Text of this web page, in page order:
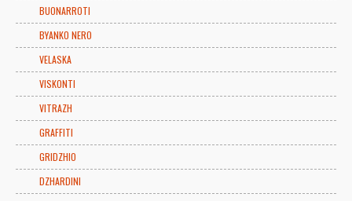
BUONARROTI
BYANKO NERO
VELASKA
VISKONTI
VITRAZH
GRAFFITI
GRIDZHIO
DZHARDINI